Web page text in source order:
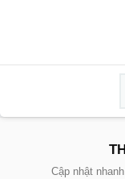
Cập nhật